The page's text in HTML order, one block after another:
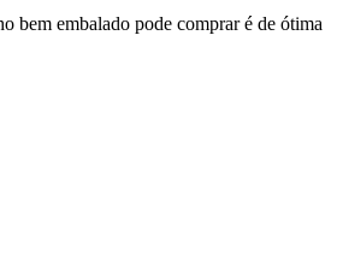
bem embalado pode comprar é de ótima